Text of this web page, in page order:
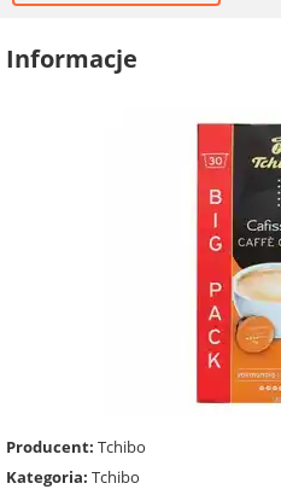
Informacje
Producent: Tchibo
Kategoria: Tchibo